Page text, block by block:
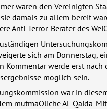
waren den Vereinigten
damals zu allem bereit
Anti-Terror-Berater des
sich am Donnerstag,
Kommentar werde erst
möglich sein.
war in
mutmaÖliche Al-Qaida-